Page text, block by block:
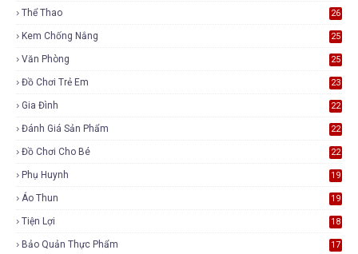
Thể Thao 26
Kem Chống Nắng 25
Văn Phòng 25
Đồ Chơi Trẻ Em 23
Gia Đình 22
Đánh Giá Sản Phẩm 22
Đồ Chơi Cho Bé 22
Phụ Huynh 19
Áo Thun 19
Tiện Lợi 18
Bảo Quản Thực Phẩm 17